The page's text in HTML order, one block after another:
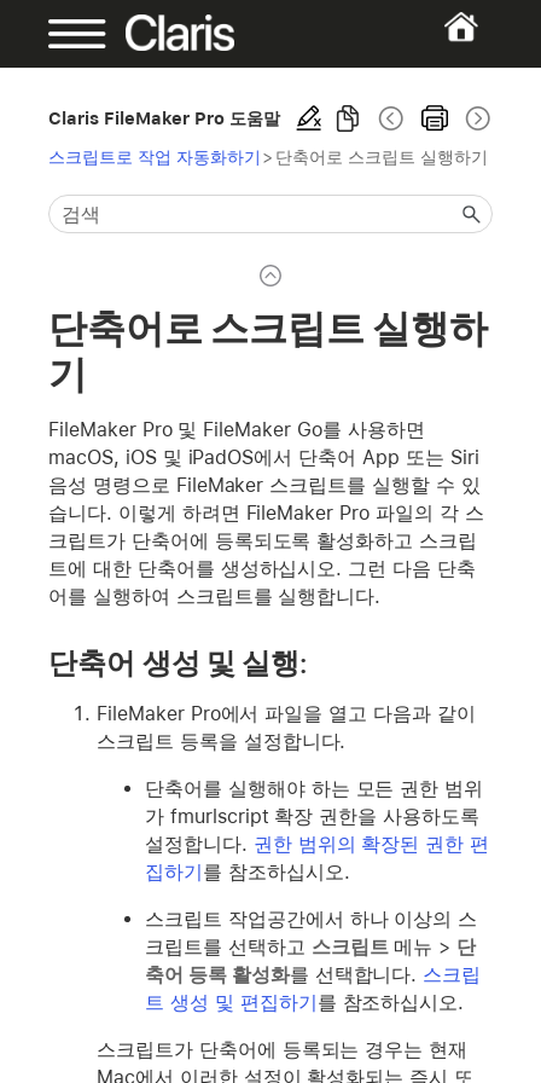
Claris FileMaker Pro 도움말
스크립트로 작업 자동화하기 > 단축어로 스크립트 실행하기
단축어로 스크립트 실행하
기
FileMaker Pro 및 FileMaker Go를 사용하면
macOS, iOS 및 iPadOS에서 단축어 App 또는 Siri
음성 명령으로 FileMaker 스크립트를 실행할 수 있
습니다. 이렇게 하려면 FileMaker Pro 파일의 각 스
크립트가 단축어에 등록되도록 활성화하고 스크립
트에 대한 단축어를 생성하십시오. 그런 다음 단축
어를 실행하여 스크립트를 실행합니다.
단축어 생성 및 실행:
FileMaker Pro에서 파일을 열고 다음과 같이
스크립트 등록을 설정합니다.
단축어를 실행해야 하는 모든 권한 범위
가 fmurlscript 확장 권한을 사용하도록
설정합니다. 권한 범위의 확장된 권한 편
집하기를 참조하십시오.
스크립트 작업공간에서 하나 이상의 스
크립트를 선택하고 스크립트메뉴 > 단
축어 등록 활성화를 선택합니다. 스크립
트 생성 및 편집하기를 참조하십시오.
스크립트가 단축어에 등록되는 경우는 현재
Mac에서 이러한 설정이 활성화되는 즉시 또